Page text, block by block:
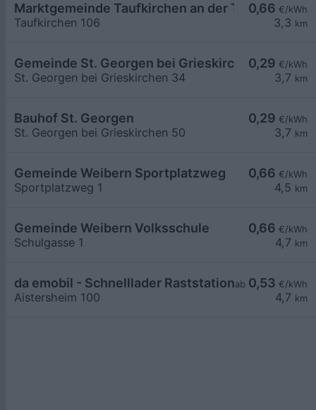
0,66 €/kWh
3,3 km
Marktgemeinde Taufkirchen an der Tratttnach
Taufkirchen 106
0,29 €/kWh
3,7 km
Gemeinde St. Georgen bei Grieskirchen
St. Georgen bei Grieskirchen 34
0,29 €/kWh
3,7 km
Bauhof St. Georgen
St. Georgen bei Grieskirchen 50
0,66 €/kWh
4,5 km
Gemeinde Weibern Sportplatzweg
Sportplatzweg 1
0,66 €/kWh
4,7 km
Gemeinde Weibern Volksschule
Schulgasse 1
ab 0,53 €/kWh
4,7 km
da emobil - Schnelllader Raststation Aistersheim
Aistersheim 100